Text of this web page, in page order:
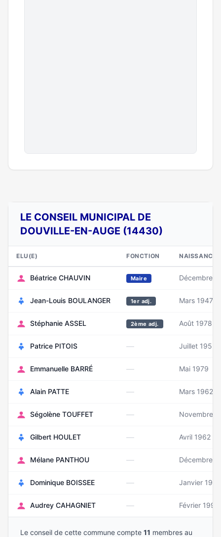
LE CONSEIL MUNICIPAL DE
DOUVILLE-EN-AUGE (14430)
ELU(E) FONCTION NAISSANCE
Béatrice CHAUVIN Maire Décembre
Jean-Louis BOULANGER 1er adj. Mars 1947
Stéphanie ASSEL 2ème adj. Août 1978
Patrice PITOIS — Juillet 1952
Emmanuelle BARRÉ — Mai 1979
Alain PATTE — Mars 1962
Ségolène TOUFFET — Novembre
Gilbert HOULET — Avril 1962
Mélane PANTHOU — Décembre
Dominique BOISSEE — Janvier 1971
Audrey CAHAGNIET — Février 1998
Le conseil de cette commune compte 11 membres au